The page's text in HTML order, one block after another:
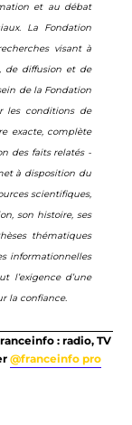
et au débat
La Fondation
visant à
de diffusion et de
de la Fondation
les conditions de
exacte, complète
des faits relatés -
à disposition du
scientifiques,
son histoire, ses
thématiques
informationnelles
l’exigence d’une
la confiance.
: radio, TV
@franceinfo pro